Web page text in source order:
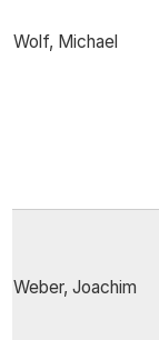
Wolf, Michael
Weber, Joachim